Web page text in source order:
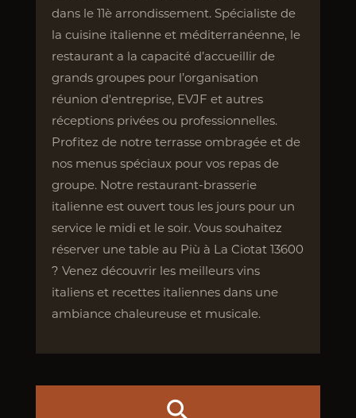
dans le 11è arrondissement. Spécialiste de
la cuisine italienne et méditerranéenne, le
restaurant a la capacité d’accueillir de
grands groupes pour l’organisation
réunion d'entreprise, EVJF et autres
réceptions privées ou professionnelles.
Profitez de notre terrasse ombragée et de
nos menus spéciaux pour vos repas de
groupe. Notre restaurant-brasserie
italienne est ouvert tous les jours pour un
service le midi et le soir. Vous souhaitez
réserver une table au Più à La Ciotat 13600
? Venez découvrir les meilleurs vins
italiens et recettes italiennes dans une
ambiance chaleureuse et musicale.